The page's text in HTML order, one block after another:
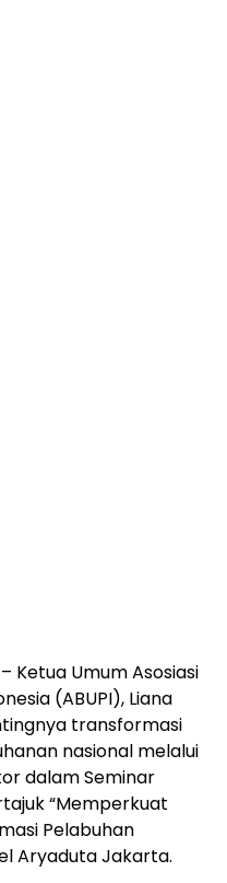
Ketua Umum Asosiasi
(ABUPI), Liana
transformasi
nasional melalui
dalam Seminar
“Memperkuat
Pelabuhan
Aryaduta Jakarta.